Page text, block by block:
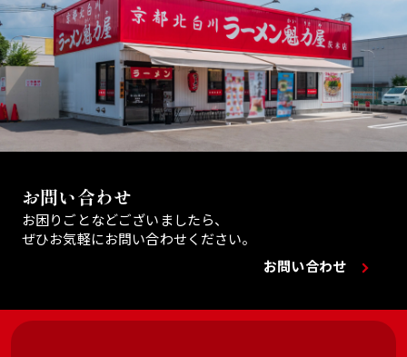
お問い合わせ
お困りごとなどございましたら、
ぜひお気軽にお問い合わせください。
お問い合わせ